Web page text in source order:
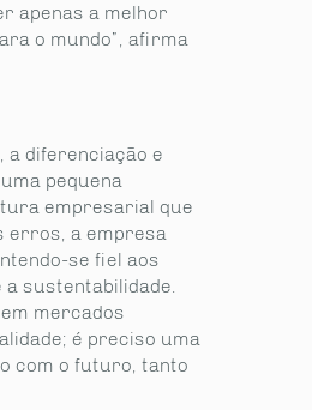
apenas a melhor
o mundo”, afirma
a diferenciação e
pequena
empresarial que
erros, a empresa
se fiel aos
sustentabilidade.
mercados
é preciso uma
com o futuro, tanto